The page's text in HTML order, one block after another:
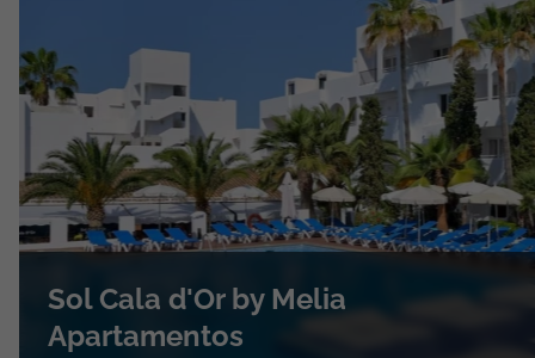
Sol Cala d'Or by Melia
Apartamentos